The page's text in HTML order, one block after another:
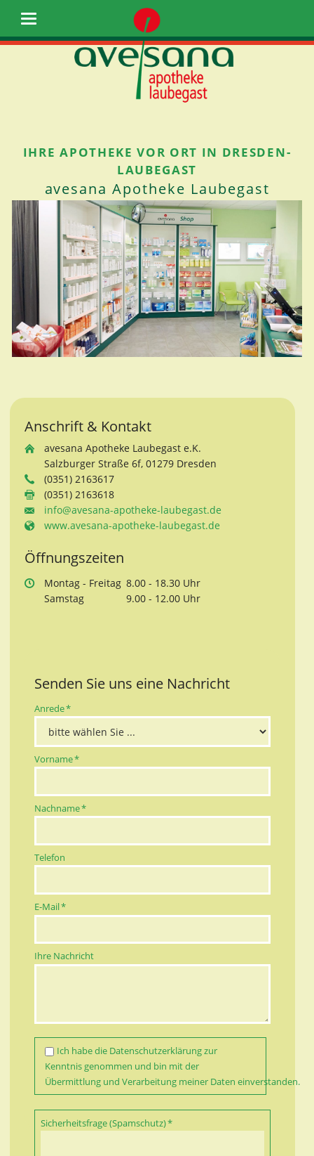
IHRE APOTHEKE VOR ORT IN DRESDEN-
LAUBEGAST
avesana Apotheke Laubegast
Anschrift & Kontakt
avesana Apotheke Laubegast e.K.
Salzburger Straße 6f, 01279 Dresden
(0351) 2163617
(0351) 2163618
info@avesana-apotheke-laubegast.de
www.avesana-apotheke-laubegast.de
Öffnungszeiten
Montag - Freitag 8.00 - 18.30 Uhr
Samstag 9.00 - 12.00 Uhr
Senden Sie uns eine Nachricht
Pflichtfeld
Anrede*
Pflichtfeld
Vorname*
Pflichtfeld
Nachname*
Telefon
Pflichtfeld
E-Mail*
Ihre Nachricht
Ich habe die Datenschutzerklärungzur
Kenntnis genommen und bin mit der
Übermittlung und Verarbeitung meiner Daten einverstanden.
Pflichtfeld
Sicherheitsfrage (Spamschutz)*